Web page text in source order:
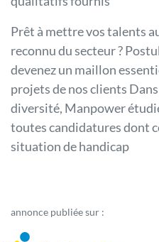
Prêt à mettre vos talents
reconnu du secteur ?
devenez un maillon
projets de nos clients
diversité, Manpower
toutes candidatures dont
situation de handicap
annonce publiée sur :